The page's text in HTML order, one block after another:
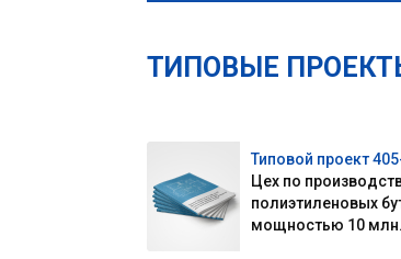
ТИПОВЫЕ
Типовой проект
Цех по
полиэтиленовых
мощностью 10